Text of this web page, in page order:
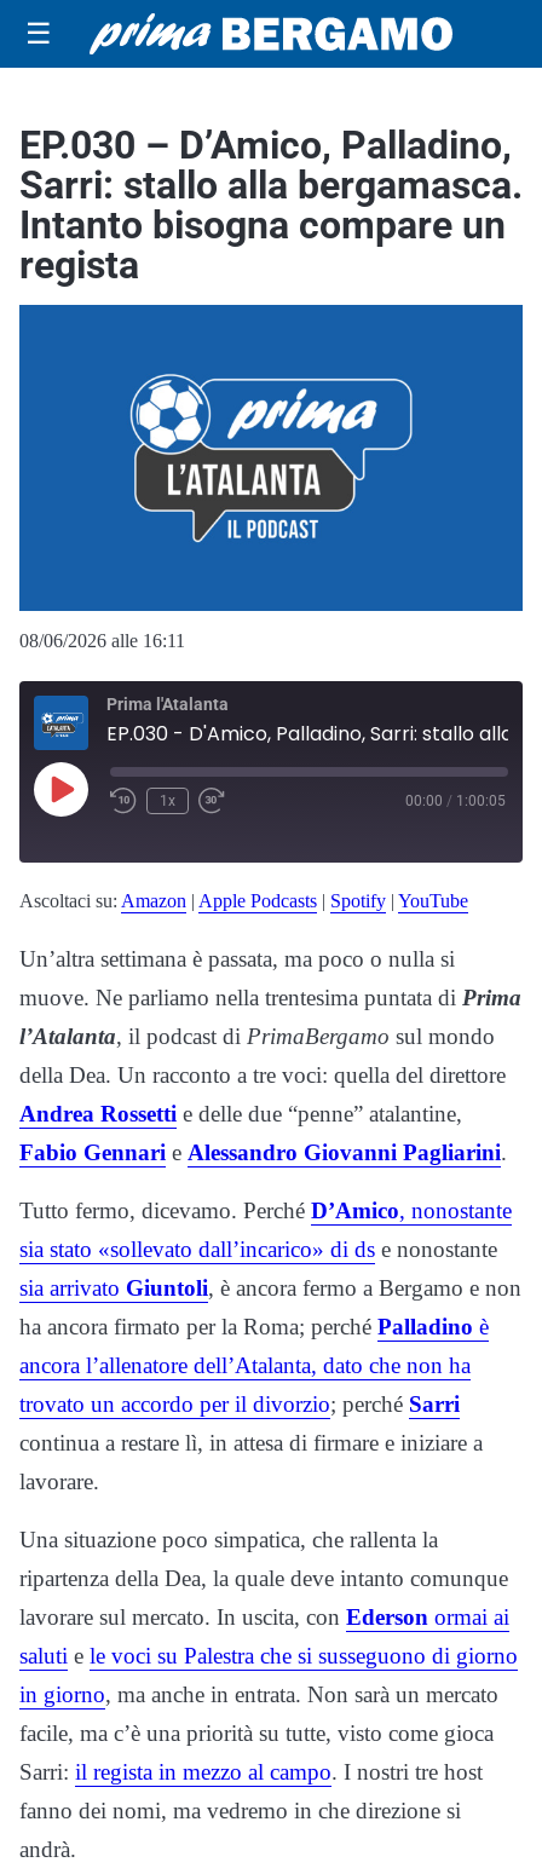
☰
EP.030 – D’Amico, Palladino,
Sarri: stallo alla bergamasca.
Intanto bisogna compare un
regista
08/06/2026 alle 16:11
Prima l'Atalanta
Play
Episode
1x 00:00 / 1:00:05
Ascoltaci su: Amazon | Apple Podcasts | Spotify | YouTube
Un’altra settimana è passata, ma poco o nulla si
muove. Ne parliamo nella trentesima puntata di Prima
l’Atalanta, il podcast di PrimaBergamo sul mondo
della Dea. Un racconto a tre voci: quella del direttore
Andrea Rossetti e delle due “penne” atalantine,
Fabio Gennari e Alessandro Giovanni Pagliarini.
Tutto fermo, dicevamo. Perché D’Amico, nonostante
sia stato «sollevato dall’incarico» di ds e nonostante
sia arrivato Giuntoli, è ancora fermo a Bergamo e non
ha ancora firmato per la Roma; perché Palladino è
ancora l’allenatore dell’Atalanta, dato che non ha
trovato un accordo per il divorzio; perché Sarri
continua a restare lì, in attesa di firmare e iniziare a
lavorare.
Una situazione poco simpatica, che rallenta la
ripartenza della Dea, la quale deve intanto comunque
lavorare sul mercato. In uscita, con Ederson ormai ai
saluti e le voci su Palestra che si susseguono di giorno
in giorno, ma anche in entrata. Non sarà un mercato
facile, ma c’è una priorità su tutte, visto come gioca
Sarri: il regista in mezzo al campo. I nostri tre host
fanno dei nomi, ma vedremo in che direzione si
andrà.